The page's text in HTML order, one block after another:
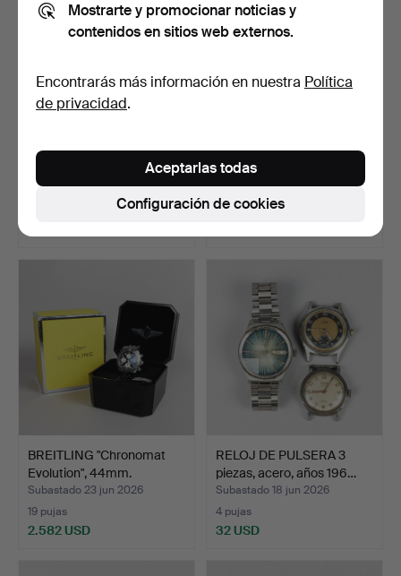
4249638. VIVIANNA
TORUN BÜLOW HÜBE.
Reloj …
Subastado 25 jun 2026
CARTIER, Must de
Cartier "Vendôme", vermei…
Subastado 23 jun 2026
27 pujas
BREITLING "Chronomat
Evolution", 44mm.
Subastado 23 jun 2026
19 pujas
2.582 USD
RELOJ DE PULSERA 3
piezas, acero, años 196…
Subastado 18 jun 2026
4 pujas
32 USD
Mostrarte y promocionar noticias y
contenidos en sitios web externos.
Encontrarás más información en nuestra Política
de privacidad.
Configuración de cookies
Aceptarlas todas